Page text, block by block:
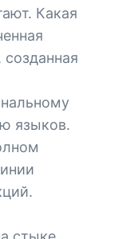
Какая
языков.